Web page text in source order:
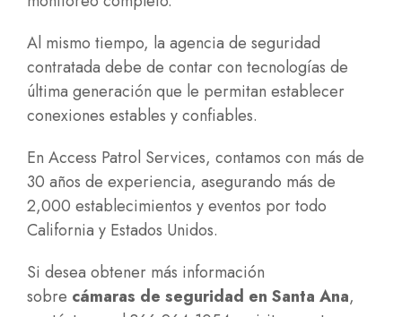
Al mismo tiempo, la agencia de seguridad
contratada debe de contar con tecnologías de
última generación que le permitan establecer
conexiones estables y confiables.
En Access Patrol Services, contamos con más de
30 años de experiencia, asegurando más de
2,000 establecimientos y eventos por todo
California y Estados Unidos.
Si desea obtener más información
sobre cámaras de seguridad en Santa Ana,